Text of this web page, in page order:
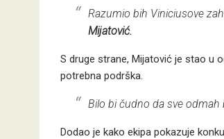
Razumio bih Viniciusove
Mijatović.
S druge strane, Mijatović je stao u
potrebna podrška.
Bilo bi čudno da sve odmah
Dodao je kako ekipa pokazuje